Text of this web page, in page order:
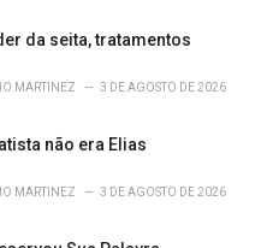
da seita, tratamentos
MARTINEZ 3 DE AGOSTO DE 2026
não era Elias
MARTINEZ 3 DE AGOSTO DE 2026